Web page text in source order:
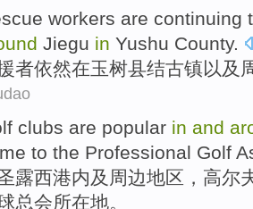
workers are continuing
Jiegu in Yushu County.
者依然在玉树县结古镇以及
clubs are popular in and
to the Professional Golf
露西港内 及 周边地区， 高尔
总会所在地。